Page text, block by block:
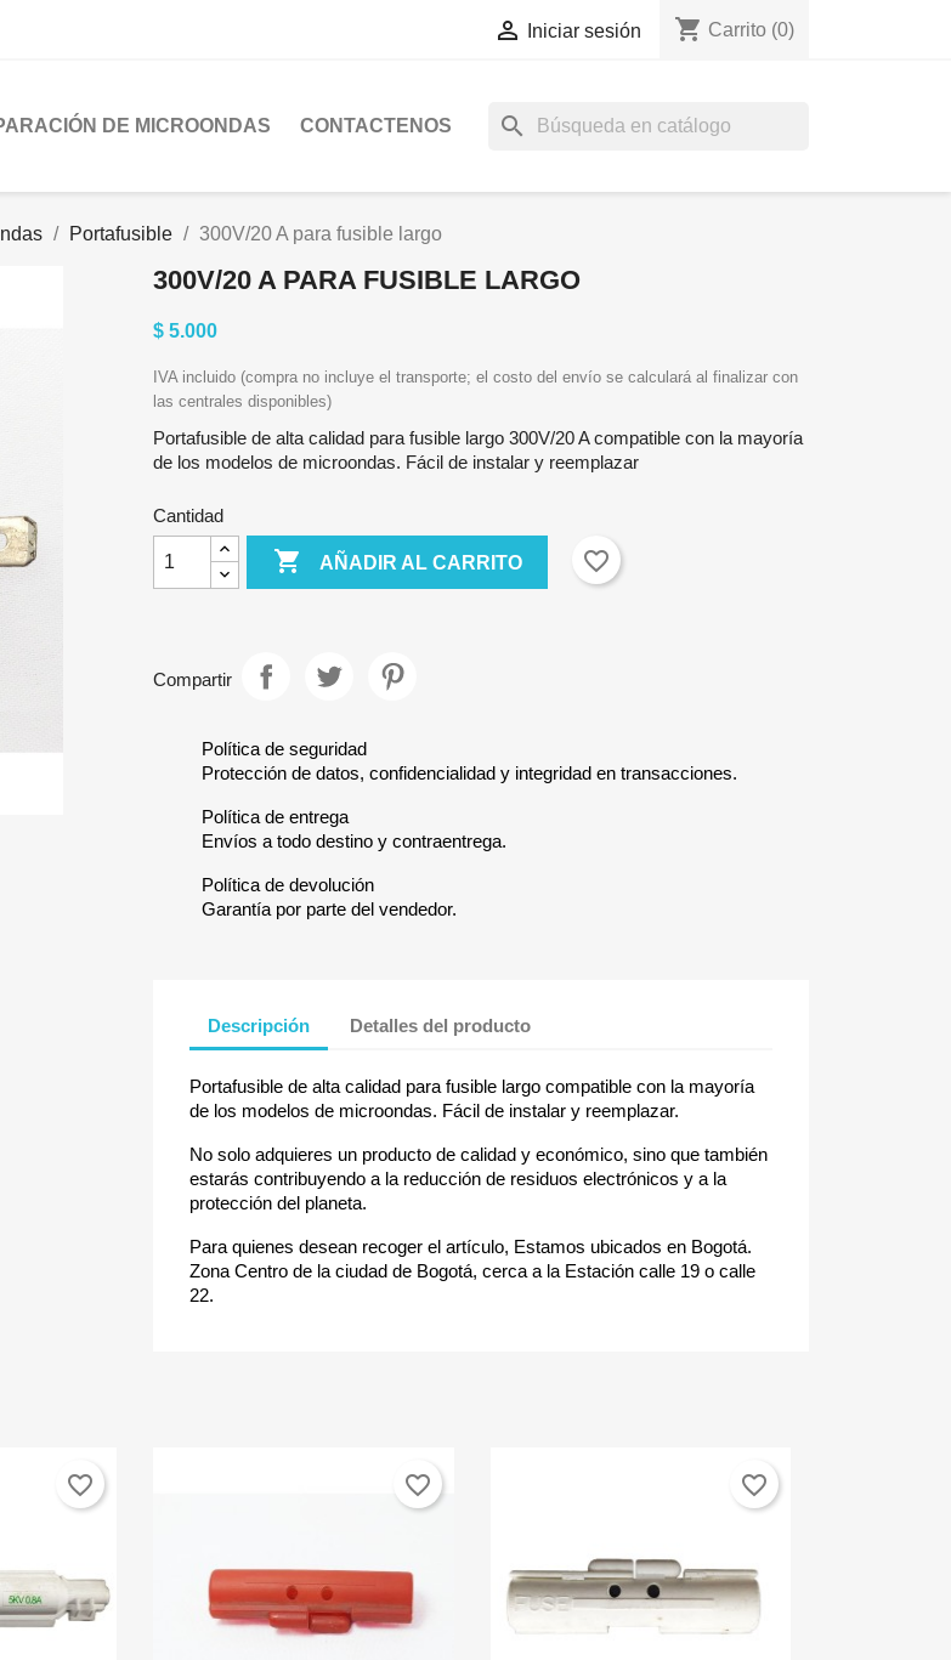
 Iniciar sesión shopping_cart Carrito (0)
DE MICROONDAS CONTACTENOS search
Portafusible 300V/20 A para fusible largo
300V/20 A PARA FUSIBLE LARGO
$ 5.000
IVA incluido (compra no incluye el transporte; el costo del envío se calculará al finalizar con
las centrales disponibles)
Portafusible de alta calidad para fusible largo 300V/20 A compatible con la mayoría
de los modelos de microondas. Fácil de instalar y reemplazar
Cantidad
 AÑADIR AL CARRITO favorite_border
Compartir
Política de seguridad
Protección de datos, confidencialidad y integridad en transacciones.
Política de entrega
Envíos a todo destino y contraentrega.
Política de devolución
Garantía por parte del vendedor.
Descripción Detalles del producto
Portafusible de alta calidad para fusible largo compatible con la mayoría
de los modelos de microondas. Fácil de instalar y reemplazar.
No solo adquieres un producto de calidad y económico, sino que también
estarás contribuyendo a la reducción de residuos electrónicos y a la
protección del planeta.
Para quienes desean recoger el artículo, Estamos ubicados en Bogotá.
Zona Centro de la ciudad de Bogotá, cerca a la Estación calle 19 o calle
22.
favorite_border favorite_border favorite_border